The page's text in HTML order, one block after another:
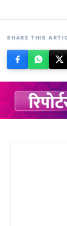
SHARE THIS